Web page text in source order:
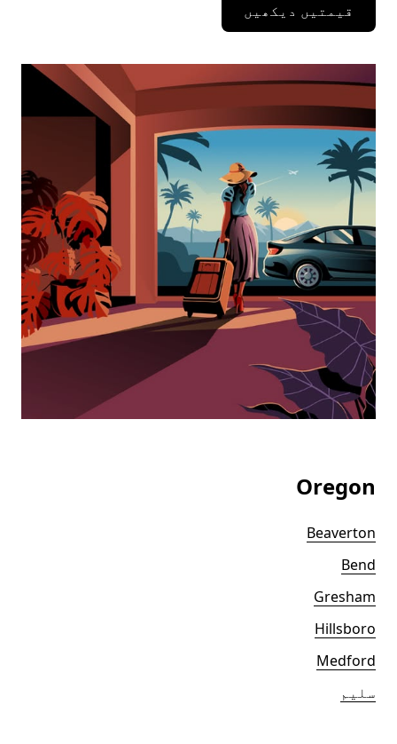
قیمتیں دیکھیں
Oregon
Beaverton
Bend
Gresham
Hillsboro
Medford
سلیم